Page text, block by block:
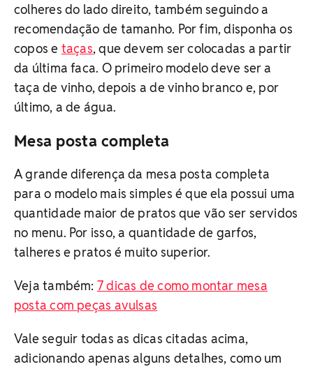
colheres do lado direito, também seguindo a
recomendação de tamanho. Por fim, disponha os
copos e taças, que devem ser colocadas a partir
da última faca. O primeiro modelo deve ser a
taça de vinho, depois a de vinho branco e, por
último, a de água.
Mesa posta completa
A grande diferença da mesa posta completa
para o modelo mais simples é que ela possui uma
quantidade maior de pratos que vão ser servidos
no menu. Por isso, a quantidade de garfos,
talheres e pratos é muito superior.
Veja também: 7 dicas de como montar mesa
posta com peças avulsas
Vale seguir todas as dicas citadas acima,
adicionando apenas alguns detalhes, como um